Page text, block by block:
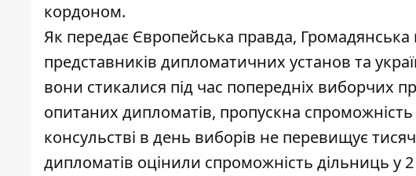
кордоном.
Як передає Європейська правда,
представників дипломатичних установ та
вони стикалися під час попередніх виборчих
опитаних дипломатів, пропускна спроможність
консульстві в день виборів не перевищує
дипломатів оцінили спроможність дільниць у